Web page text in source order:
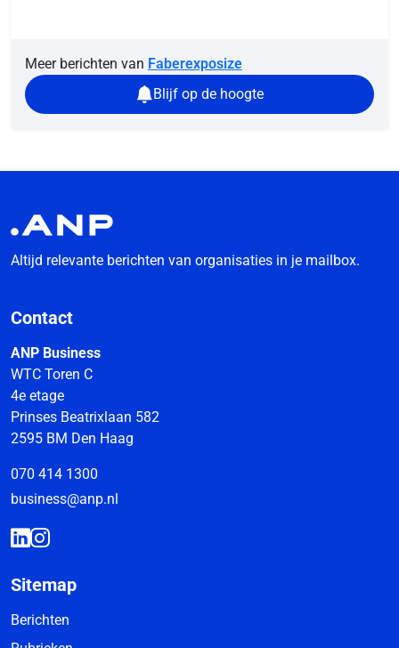
Meer berichten van Faberexposize
Blijf op de hoogte
Altijd relevante berichten van organisaties in je mailbox.
Contact
ANP Business
WTC Toren C
4e etage
Prinses Beatrixlaan 582
2595 BM Den Haag
070 414 1300
business@anp.nl
Sitemap
Berichten